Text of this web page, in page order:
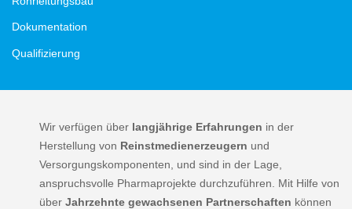
Dokumentation
Qualifizierung
Wir verfügen über langjährige Erfahrungen in der
Herstellung von Reinstmedienerzeugern und
Versorgungskomponenten, und sind in der Lage,
anspruchsvolle Pharmaprojekte durchzuführen. Mit Hilfe von
über Jahrzehnte gewachsenen Partnerschaften können